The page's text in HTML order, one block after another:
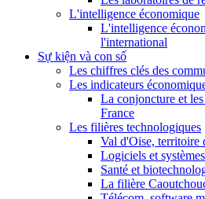
L'intelligence économique
L'intelligence
l'international
Sự kiện và con số
Les chiffres clés des
Les indicateurs
La conjoncture et
France
Les filières technologiques
Val d'Oise, territoire
Logiciels et
Santé et
La filière